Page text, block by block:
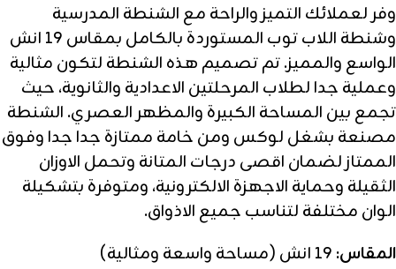
وفر لعملائك التميز والراحة مع الشنطة المدرسية
وشنطة اللاب توب المستوردة بالكامل بمقاس 19 انش
الواسع والمميز. تم تصميم هذه الشنطة لتكون مثالية
وعملية جدا لطلاب المرحلتين الاعدادية والثانوية، حيث
تجمع بين المساحة الكبيرة والمظهر العصري. الشنطة
مصنعة بشغل لوكس ومن خامة ممتازة جدا جدا وفوق
الممتاز لضمان اقصى درجات المتانة وتحمل الاوزان
الثقيلة وحماية الاجهزة الالكترونية، ومتوفرة بتشكيلة
الوان مختلفة لتناسب جميع الاذواق.
المقاس: